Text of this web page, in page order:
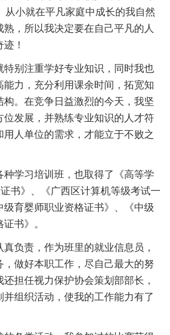
从小就在平凡家庭中成长的我自然
，所以我决定要在自己平凡的人
！
特别注重学好专业知识，同时我也
能力，充分利用课余时间，拓宽知
构。在竞争日益激烈的今天，我坚
位发展，并熟练专业知识的人才符
人单位的需求，才能立于不败之
种学习培训班，也取得了《高等学
书》、《广西区计算机等级考试一
级育婴师职业资格证书》、《中级
书》。
负责，作为班里的就业信息员，
，做好本职工作，尽自己最大的努
担任视力保护协会策划部部长，
并组织活动，使我的工作能力有了